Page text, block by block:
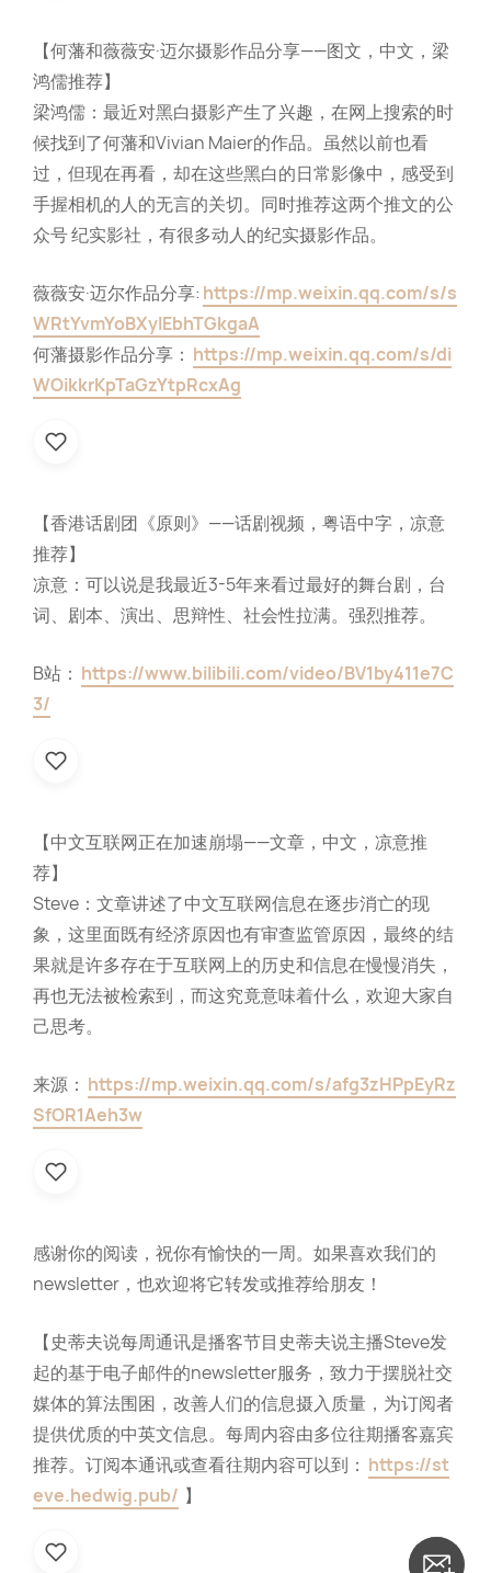
【何藩和薇薇安·迈尔摄影作品分享——图文，中文，梁
鸿儒推荐】
梁鸿儒：最近对黑白摄影产生了兴趣，在网上搜索的时
候找到了何藩和Vivian Maier的作品。虽然以前也看
过，但现在再看，却在这些黑白的日常影像中，感受到
手握相机的人的无言的关切。同时推荐这两个推文的公
众号 纪实影社，有很多动人的纪实摄影作品。
薇薇安·迈尔作品分享: https://mp.weixin.qq.com/s/s
WRtYvmYoBXylEbhTGkgaA
何藩摄影作品分享： https://mp.weixin.qq.com/s/di
WOikkrKpTaGzYtpRcxAg
【香港话剧团《原则》——话剧视频，粤语中字，凉意
推荐】
凉意：可以说是我最近3-5年来看过最好的舞台剧，台
词、剧本、演出、思辩性、社会性拉满。强烈推荐。
B站： https://www.bilibili.com/video/BV1by411e7C
3/
【中文互联网正在加速崩塌——文章，中文，凉意推
荐】
Steve：文章讲述了中文互联网信息在逐步消亡的现
象，这里面既有经济原因也有审查监管原因，最终的结
果就是许多存在于互联网上的历史和信息在慢慢消失，
再也无法被检索到，而这究竟意味着什么，欢迎大家自
己思考。
来源： https://mp.weixin.qq.com/s/afg3zHPpEyRz
SfOR1Aeh3w
感谢你的阅读，祝你有愉快的一周。如果喜欢我们的
newsletter，也欢迎将它转发或推荐给朋友！
【史蒂夫说每周通讯是播客节目史蒂夫说主播Steve发
起的基于电子邮件的newsletter服务，致力于摆脱社交
媒体的算法围困，改善人们的信息摄入质量，为订阅者
提供优质的中英文信息。每周内容由多位往期播客嘉宾
推荐。订阅本通讯或查看往期内容可以到： https://st
eve.hedwig.pub/ 】